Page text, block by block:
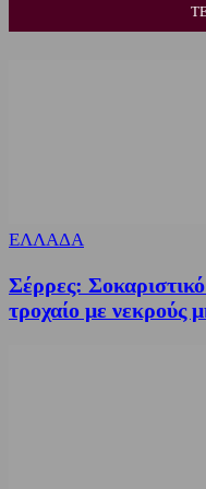
ΕΛΛΑΔΑ
Σέρρες:
τροχαίο με νεκρούς